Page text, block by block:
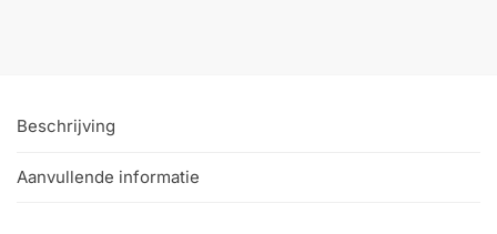
Beschrijving
Aanvullende informatie